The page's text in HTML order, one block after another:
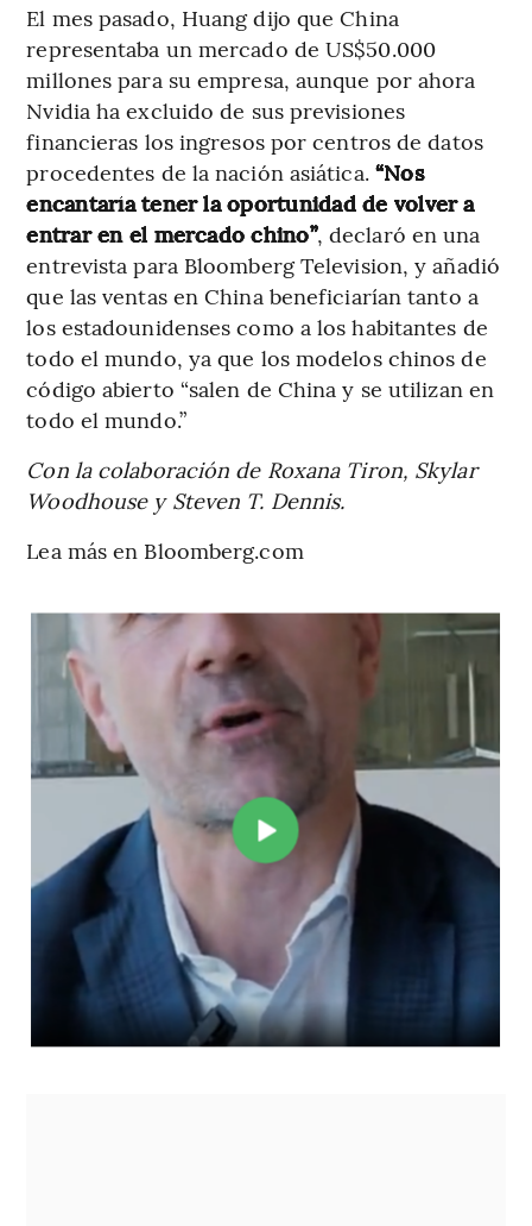
El mes pasado, Huang dijo que China
representaba un mercado de US$50.000
millones para su empresa, aunque por ahora
Nvidia ha excluido de sus previsiones
financieras los ingresos por centros de datos
procedentes de la nación asiática. “Nos
encantaría tener la oportunidad de volver a
entrar en el mercado chino”, declaró en una
entrevista para Bloomberg Television, y añadió
que las ventas en China beneficiarían tanto a
los estadounidenses como a los habitantes de
todo el mundo, ya que los modelos chinos de
código abierto “salen de China y se utilizan en
todo el mundo.”
Con la colaboración de Roxana Tiron, Skylar
Woodhouse y Steven T. Dennis.
Lea más en Bloomberg.com